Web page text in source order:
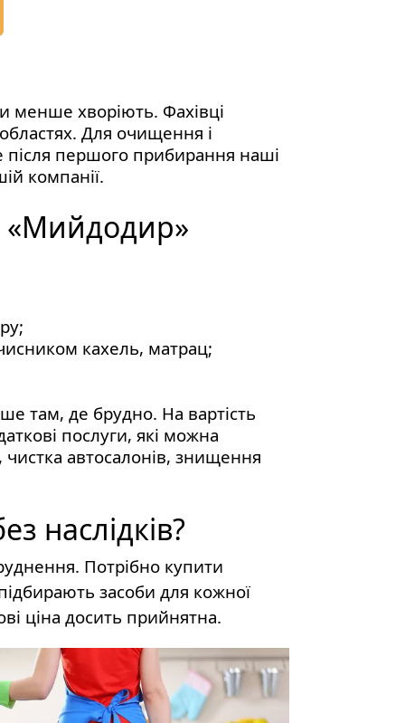
менше хворіють. Фахівці
Для очищення і
після першого прибирання наші
компанії.
«Мийдодир»
кахель, матрац;
там, де брудно. На вартість
послуги, які можна
чистка автосалонів, знищення
наслідків?
Потрібно купити
засоби для кожної
ціна досить прийнятна.